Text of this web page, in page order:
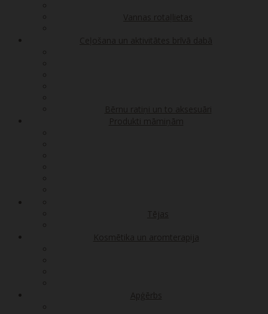
Vannas rotaļlietas
Ceļošana un aktivitātes brīvā dabā
Bērnu ratiņi un to aksesuāri
Produkti māmiņām
Tējas
Kosmētika un aromterapija
Apģērbs